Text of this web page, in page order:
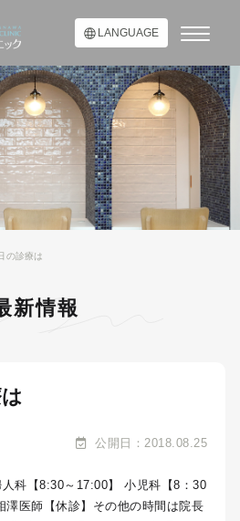
LANGUAGE
の診療は
新情報
公開日：2018.08.25
人科【8:30～17:00】 小児科【8：30
医師【休診】その他の時間は院長